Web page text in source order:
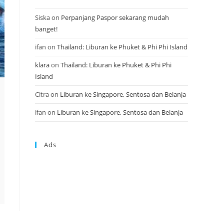
Siskaon Perpanjang Paspor sekarang mudah
banget!
ifan on Thailand: Liburan ke Phuket & Phi Phi Island
klaraon Thailand: Liburan ke Phuket & Phi Phi
Island
Citraon Liburan ke Singapore, Sentosa dan Belanja
ifan on Liburan ke Singapore, Sentosa dan Belanja
Ads